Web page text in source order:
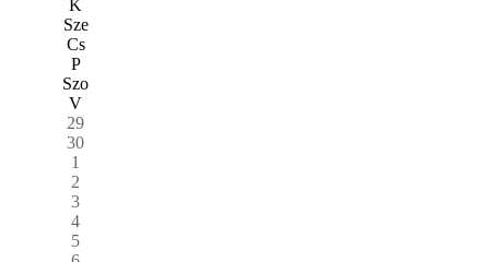
K
Sze
Cs
P
Szo
V
29
30
1
2
3
4
5